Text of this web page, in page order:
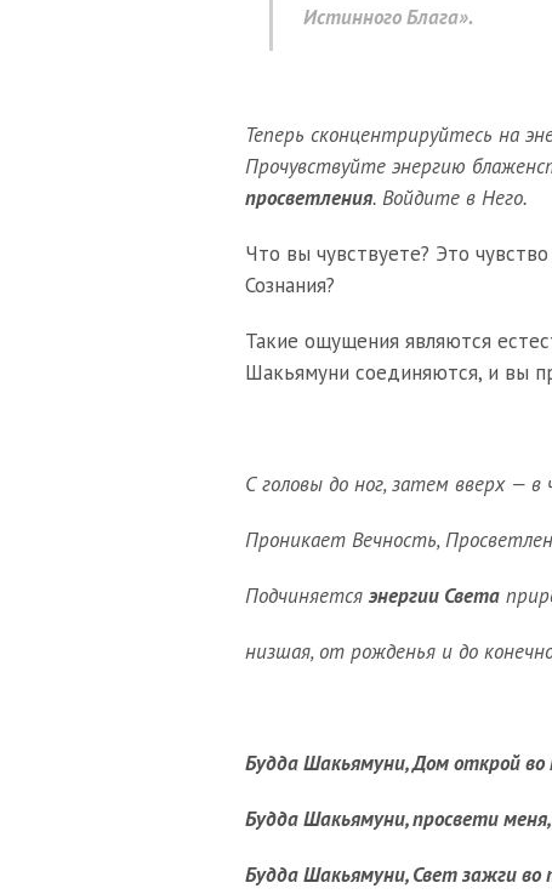
Истинного Блага».
Теперь сконцентрируйтесь на
Прочувствуйте энергию
просветления. Войдите в Него.
Что вы чувствуете? Это
Сознания?
Такие ощущения являются
Шакьямуни соединяются, и вы
С головы до ног, затем вверх — в
Проникает Вечность,
Подчиняетсяэнергии Света
низшая, от рожденья и до
Будда Шакьямуни, Дом открой во
Будда Шакьямуни, просвети меня,
Будда Шакьямуни, Свет зажги во